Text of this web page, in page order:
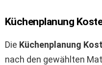
Küchenplanung
Die Küchenplanung
nach den gewählten